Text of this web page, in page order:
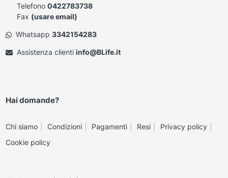
Telefono 0422783738
Fax (usare email)
Whatsapp 3342154283
Assistenza clienti info@BLife.it
Hai domande?
Chi siamo Condizioni Pagamenti Resi
Privacy policy
Cookie policy